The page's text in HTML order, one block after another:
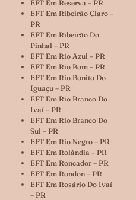
EFT Em Reserva – PR
EFT Em Ribeirão Claro –
PR
EFT Em Ribeirão Do
Pinhal – PR
EFT Em Rio Azul – PR
EFT Em Rio Bom – PR
EFT Em Rio Bonito Do
Iguaçu – PR
EFT Em Rio Branco Do
Ivaí – PR
EFT Em Rio Branco Do
Sul – PR
EFT Em Rio Negro – PR
EFT Em Rolândia – PR
EFT Em Roncador – PR
EFT Em Rondon – PR
EFT Em Rosário Do Ivaí
– PR